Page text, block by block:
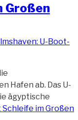
Großen
Hafen ab. Das U-
ägyptische
im Großen